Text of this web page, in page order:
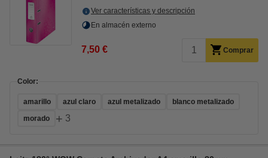
Ver características y descripción
En almacén externo
7,50 € Comprar
Color:
amarillo azul claro azul metalizado
blanco metalizado
morado
+ 3